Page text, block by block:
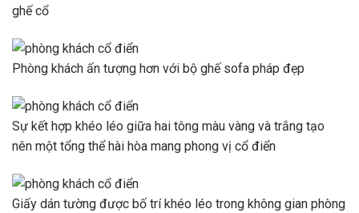
ghế cổ
Phòng khách ấn tượng hơn với bộ ghế sofa pháp đẹp
Sự kết hợp khéo léo giữa hai tông màu vàng và trắng tạo
nên một tổng thể hài hòa mang phong vị cổ điển
Giấy dán tường được bố trí khéo léo trong không gian phòng